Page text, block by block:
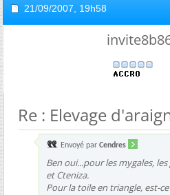
21/09/2007, 19h58
Re : Elevage
Envoyé par Cendres
Ben oui...pour les mygales,
et Cteniza.
Pour la toile en triangle, est-